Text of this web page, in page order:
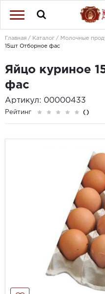
Главная Каталог Молочные
15шт Отборное фас
Яйцо куриное
фас
Артикул: 00000433
Рейтинг ()